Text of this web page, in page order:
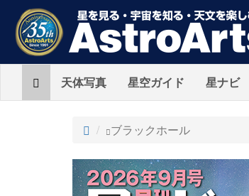
Home天体写真 星空ガイド 星ナビ
ト
プ
ブラックホール